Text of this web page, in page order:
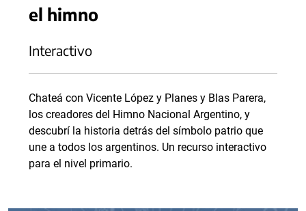
el himno
Interactivo
Chateá con Vicente López y Planes y Blas Parera,
los creadores del Himno Nacional Argentino, y
descubrí la historia detrás del símbolo patrio que
une a todos los argentinos. Un recurso interactivo
para el nivel primario.